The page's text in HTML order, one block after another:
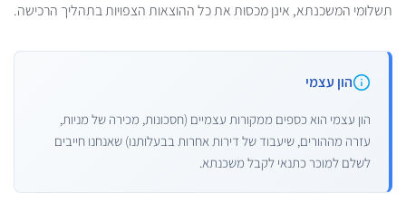
תשלומי המשכנתא, אינן מכסות את כל ההוצאות הצפויות בתהליך הרכישה.
הון עצמי
הון עצמי הוא כספים ממקורות עצמיים (חסכונות, מכירה של מניות,
עזרה מההורים, שיעבוד של דירות אחרות בבעלותנו) שאנחנו חייבים
לשלם למוכר כתנאי לקבל משכנתא.